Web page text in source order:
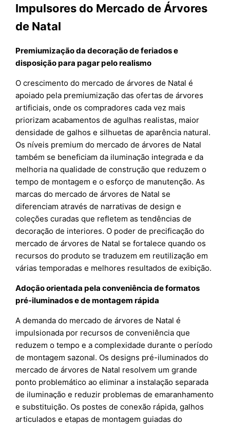
Impulsores do Mercado de Árvores
de Natal
Premiumização da decoração de feriados e
disposição para pagar pelo realismo
O crescimento do mercado de árvores de Natal é
apoiado pela premiumização das ofertas de árvores
artificiais, onde os compradores cada vez mais
priorizam acabamentos de agulhas realistas, maior
densidade de galhos e silhuetas de aparência natural.
Os níveis premium do mercado de árvores de Natal
também se beneficiam da iluminação integrada e da
melhoria na qualidade de construção que reduzem o
tempo de montagem e o esforço de manutenção. As
marcas do mercado de árvores de Natal se
diferenciam através de narrativas de design e
coleções curadas que refletem as tendências de
decoração de interiores. O poder de precificação do
mercado de árvores de Natal se fortalece quando os
recursos do produto se traduzem em reutilização em
várias temporadas e melhores resultados de exibição.
Adoção orientada pela conveniência de formatos
pré-iluminados e de montagem rápida
A demanda do mercado de árvores de Natal é
impulsionada por recursos de conveniência que
reduzem o tempo e a complexidade durante o período
de montagem sazonal. Os designs pré-iluminados do
mercado de árvores de Natal resolvem um grande
ponto problemático ao eliminar a instalação separada
de iluminação e reduzir problemas de emaranhamento
e substituição. Os postes de conexão rápida, galhos
articulados e etapas de montagem guiadas do